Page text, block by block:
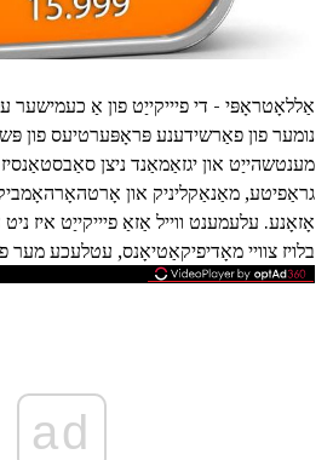
אַללאָטראָפּי - די פיייקייַט פון אַ
נומער פון פאַרשידענע פּראָפּערטיעס פון
מענטשהייַט און יגזאַמאַנד ניצן
גראַפיטע, מאַנאַקליניק און
אָזאָנע. עלעמענט ווייל אַזאַ פיייקייַט איז
בלויז צוויי מאָדיפיקאַטיאָנס, עטלעכע מער
ad